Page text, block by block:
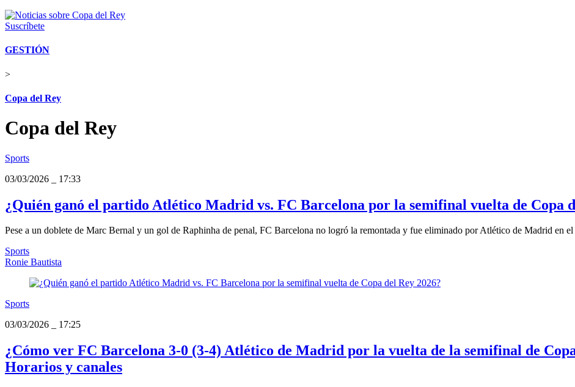
Suscríbete
GESTIÓN
>
Copa del Rey
Copa del Rey
Sports
03/03/2026
17:33
¿Quién ganó el partido Atlético Madrid vs. FC Barcelona por la semifinal vuelta de Copa
Pese a un doblete de Marc Bernal y un gol de Raphinha de penal, FC Barcelona no logró la remontada y fue eliminado por Atlético de Madrid en el
Sports
Ronie Bautista
Sports
03/03/2026
17:25
¿Cómo ver FC Barcelona 3-0 (3-4) Atlético de Madrid por la vuelta de la semifinal de
Horarios y canales